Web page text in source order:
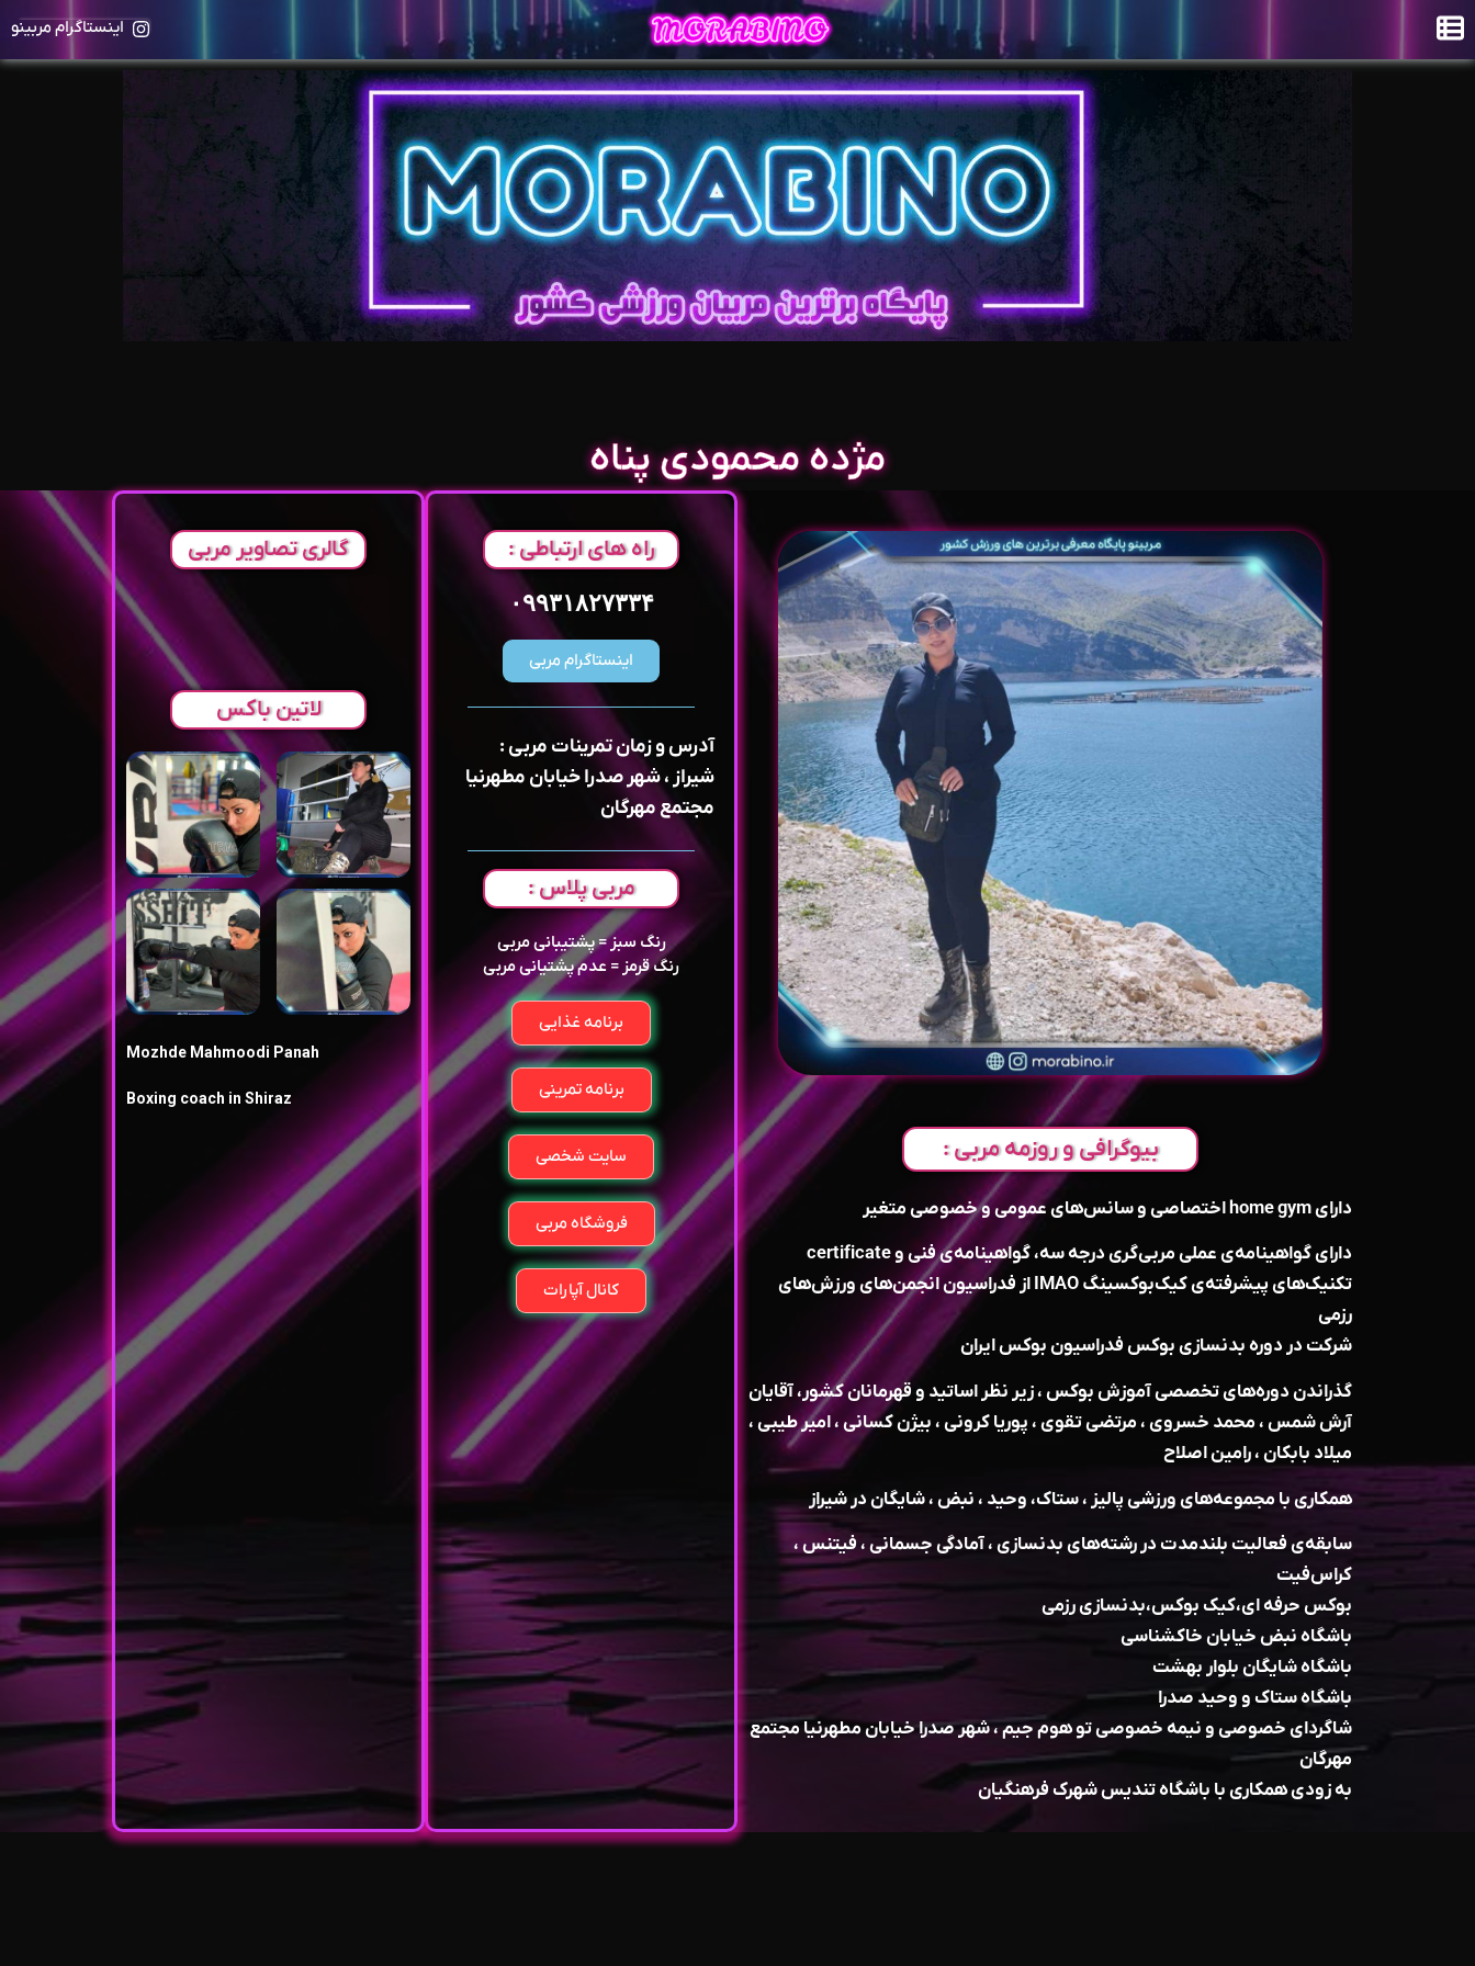
اینستاگرام مربینو
مژده محمودی پناه
بیوگرافی و روزمه مربی :
دارای home gym اختصاصی و سانس‌‌های عمومی و خصوصی متغیر
دارای گواهینامه‌ی عملی مربی‌گری درجه سه، گواهینامه‌ی فنی و certificate
تکنیک‌های پیشرفته‌ی کیک‌بوکسینگ IMAO از فدراسیون انجمن‌های ورزش‌های
رزمی
شرکت در دوره بدنسازی بوکس فدراسیون بوکس ایران
گذراندن دوره‌های تخصصی آموزش بوکس ، زیر نظر اساتید و قهرمانان کشور، آقایان
آرش شمس ، محمد خسروی ، مرتضی تقوی ، پوریا کرونی ، بیژن کسانی ، امیر طیبی ،
میلاد بابکان ، رامین اصلاح
همکاری با مجموعه‌های ورزشی پالیز ، ستاک، وحید ، نبض ، شایگان در شیراز
سابقه‌ی فعالیت بلندمدت در رشته‌‌های بدنسازی ، آمادگی جسمانی ، فیتنس ،
کراس‌فیت
بوکس حرفه ای،کیک‌ بوکس،بدنسازی رزمی
باشگاه نبض خیابان خاکشناسی
باشگاه شایگان بلوار بهشت
باشگاه ستاک و وحید صدرا
شاگردای خصوصی و نیمه خصوصی تو هوم جیم ، شهر صدرا خیابان مطهرنیا مجتمع
مهرگان
به زودی همکاری با باشگاه تندیس شهرک فرهنگیان
راه های ارتباطی :
۰۹۹۳۱۸۲۷۳۳۴
اینستاگرام مربی
آدرس و زمان تمرینات مربی :
شیراز ، شهر صدرا خیابان مطهرنیا
مجتمع مهرگان
مربی پلاس :
رنگ سبز = پشتیبانی مربی
رنگ قرمز = عدم پشتیانی مربی
برنامه غذایی
برنامه تمرینی
سایت شخصی
فروشگاه مربی
کانال آپارات
گالری تصاویر مربی
لاتین باکس
Mozhde Mahmoodi Panah
Boxing coach in Shiraz